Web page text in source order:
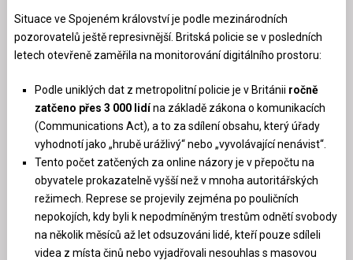
Situace ve Spojeném království je podle mezinárodních
pozorovatelů ještě represivnější. Britská policie se v posledních
letech otevřeně zaměřila na monitorování digitálního prostoru:
Podle uniklých dat z metropolitní policie je v Británii ročně
zatčeno přes 3 000 lidína základě zákona o komunikacích
(Communications Act), a to za sdílení obsahu, který úřady
vyhodnotí jako „hrubě urážlivý“ nebo „vyvolávající nenávist“.
Tento počet zatčených za online názory je v přepočtu na
obyvatele prokazatelně vyšší než v mnoha autoritářských
režimech. Represe se projevily zejména po pouličních
nepokojích, kdy byli k nepodmíněným trestům odnětí svobody
na několik měsíců až let odsuzováni lidé, kteří pouze sdíleli
videa z místa činů nebo vyjadřovali nesouhlas s masovou